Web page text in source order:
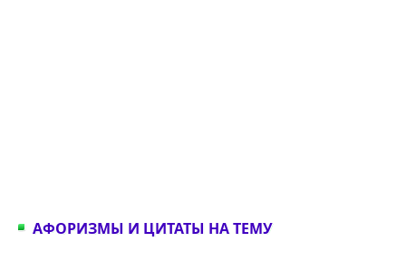
АФОРИЗМЫ И ЦИТАТЫ НА ТЕМУ